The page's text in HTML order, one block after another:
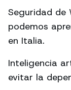
Seguridad de
podemos
en Italia.
Inteligencia
evitar la